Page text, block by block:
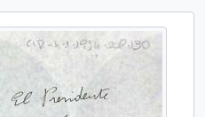
a Ricard Cort Molons